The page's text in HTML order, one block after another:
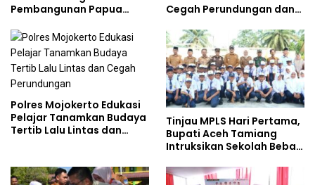
Pembangunan Papua
Doktoral Internasional
Cegah Perundungan dan
kepada Pelajar MPLS
Polres Mojokerto Edukasi
Pelajar Tanamkan Budaya
Tertib Lalu Lintas dan
Tinjau MPLS Hari Pertama,
Bupati Aceh Tamiang
Intruksikan Sekolah Bebas